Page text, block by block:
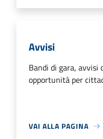
Avvisi
Bandi di gara, avvisi
opportunità per
VAI ALLA PAGINA